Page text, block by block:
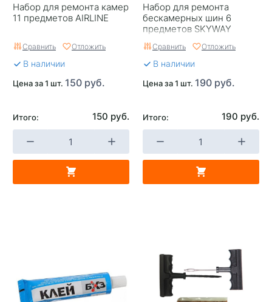
Набор для ремонта камер
11 предметов AIRLINE
Сравнить Отложить
В наличии
Цена за 1 шт. 150 руб.
Итого: 150 руб.
Набор для ремонта
бескамерных шин 6
предметов SKYWAY
(клей)
Сравнить Отложить
В наличии
Цена за 1 шт. 190 руб.
Итого: 190 руб.